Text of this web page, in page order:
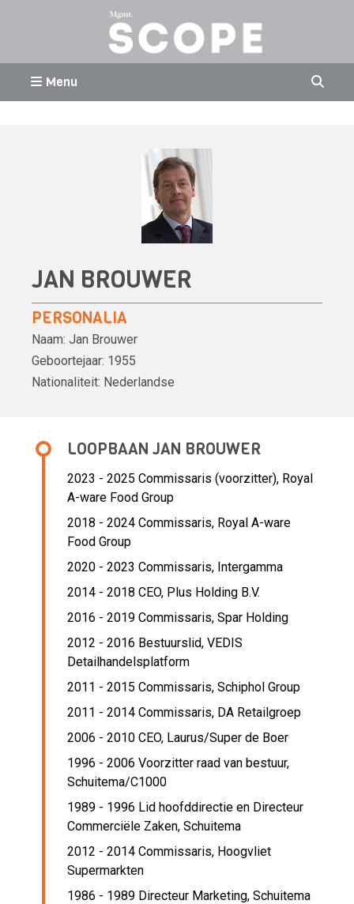
Menu
JAN BROUWER
PERSONALIA
Naam: Jan Brouwer
Geboortejaar: 1955
Nationaliteit: Nederlandse
LOOPBAAN JAN BROUWER
2023 - 2025 Commissaris (voorzitter), Royal
A-ware Food Group
2018 - 2024 Commissaris, Royal A-ware
Food Group
2020 - 2023 Commissaris, Intergamma
2014 - 2018 CEO, Plus Holding B.V.
2016 - 2019 Commissaris, Spar Holding
2012 - 2016 Bestuurslid, VEDIS
Detailhandelsplatform
2011 - 2015 Commissaris, Schiphol Group
2011 - 2014 Commissaris, DA Retailgroep
2006 - 2010 CEO, Laurus/Super de Boer
1996 - 2006 Voorzitter raad van bestuur,
Schuitema/C1000
1989 - 1996 Lid hoofddirectie en Directeur
Commerciële Zaken, Schuitema
2012 - 2014 Commissaris, Hoogvliet
Supermarkten
1986 - 1989 Directeur Marketing, Schuitema